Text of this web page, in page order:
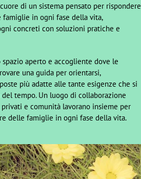
di un sistema pensato per rispondere
in ogni fase della vita,
concreti con soluzioni pratiche e
aperto e accogliente dove le
una guida per orientarsi,
più adatte alle tante esigenze che si
tempo. Un luogo di collaborazione
e comunità lavorano insieme per
delle famiglie in ogni fase della vita.